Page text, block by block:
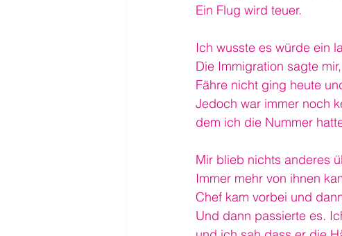
Ein Flug wird teuer.
Ich wusste es würde ein
Die Immigration sagte
Fähre nicht ging heute
Jedoch war immer noch
dem ich die Nummer
Mir blieb nichts anderes
Immer mehr von ihnen
Chef kam vorbei und
Und dann passierte es.